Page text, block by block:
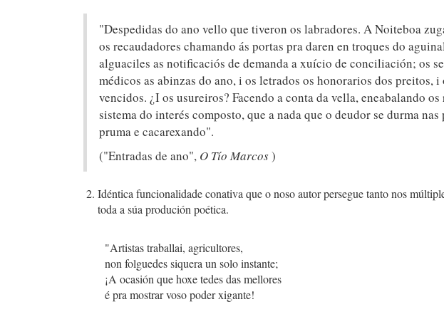
"Despedidas do ano vello que tiveron os labradores. A Noiteboa
os recaudadores chamando ás portas pra daren en troques do
alguaciles as notificaciós de demanda a xuício de conciliación; os
médicos as abinzas do ano, i os letrados os honorarios dos preitos,
vencidos. ¿I os usureiros? Facendo a conta da vella, eneabalando
sistema do interés composto, que a nada que o deudor se durma
pruma e cacarexando".
("Entradas de ano", O Tío Marcos)
Idéntica funcionalidade conativa que o noso autor persegue tanto nos
toda a súa produción poética.
"Artistas traballai, agricultores,
non folguedes siquera un solo instante;
¡A ocasión que hoxe tedes das mellores
é pra mostrar voso poder xigante!